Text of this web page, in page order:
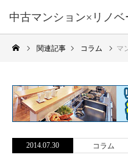
中古マンション×リノ
ーム』関連記事 コラム マ
2014.07.30 コラム